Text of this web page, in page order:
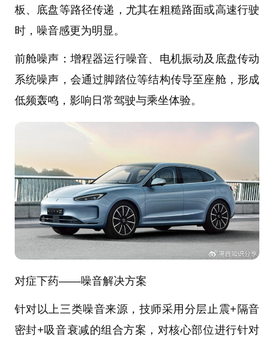
板、底盘等路径传递，尤其在粗糙路面或高速行驶
时，噪音感更为明显。
前舱噪声：增程器运行噪音、电机振动及底盘传动
系统噪声，会通过脚踏位等结构传导至座舱，形成
低频轰鸣，影响日常驾驶与乘坐体验。
对症下药——噪音解决方案
针对以上三类噪音来源，技师采用分层止震+隔音
密封+吸音衰减的组合方案，对核心部位进行针对